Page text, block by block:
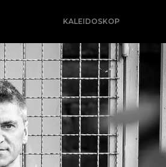
KALEIDOSKOP